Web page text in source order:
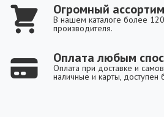
Огромный
В нашем каталоге более
производителя.
Оплата любым
Оплата при доставке и
наличные и карты, доступен